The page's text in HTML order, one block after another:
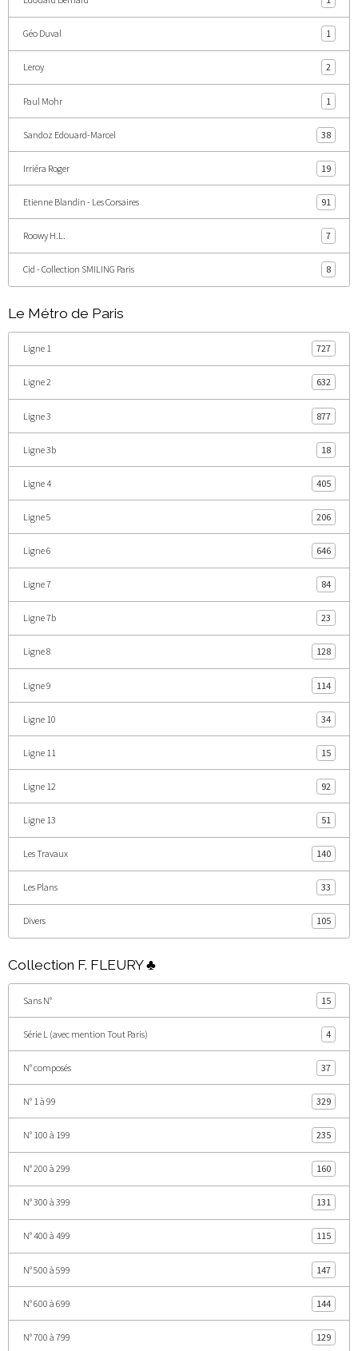
Géo Duval 1
Leroy 2
Paul Mohr 1
Sandoz Edouard-Marcel 38
Irriéra Roger 19
Etienne Blandin - Les Corsaires 91
Roowy H.L. 7
Cid - Collection SMILING Paris 8
Le Métro de Paris
Ligne 1 727
Ligne 2 632
Ligne 3 877
Ligne 3b 18
Ligne 4 405
Ligne 5 206
Ligne 6 646
Ligne 7 84
Ligne 7b 23
Ligne 8 128
Ligne 9 114
Ligne 10 34
Ligne 11 15
Ligne 12 92
Ligne 13 51
Les Travaux 140
Les Plans 33
Divers 105
Collection F. FLEURY ♣
Sans N° 15
Série L (avec mention Tout Paris) 4
N° composés 37
N° 1 à 99 329
N° 100 à 199 235
N° 200 à 299 160
N° 300 à 399 131
N° 400 à 499 115
N° 500 à 599 147
N° 600 à 699 144
N° 700 à 799 129